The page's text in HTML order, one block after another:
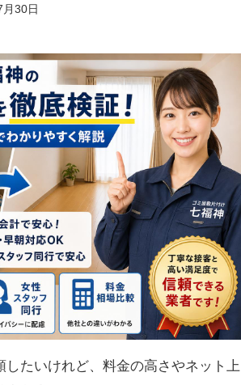
月30日
したいけれど、料金の高さやネット上